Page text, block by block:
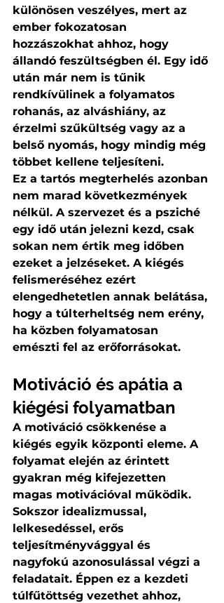
különösen veszélyes, mert az
ember fokozatosan
hozzászokhat ahhoz, hogy
állandó feszültségben él. Egy idő
után már nem is tűnik
rendkívülinek a folyamatos
rohanás, az alváshiány, az
érzelmi szűkültség vagy az a
belső nyomás, hogy mindig még
többet kellene teljesíteni.
Ez a tartós megterhelés azonban
nem marad következmények
nélkül. A szervezet és a psziché
egy idő után jelezni kezd, csak
sokan nem értik meg időben
ezeket a jelzéseket. A kiégés
felismeréséhez ezért
elengedhetetlen annak belátása,
hogy a túlterheltség nem erény,
ha közben folyamatosan
emészti fel az erőforrásokat.
Motiváció és apátia a
kiégési folyamatban
A motiváció csökkenése a
kiégés egyik központi eleme. A
folyamat elején az érintett
gyakran még kifejezetten
magas motivációval működik.
Sokszor idealizmussal,
lelkesedéssel, erős
teljesítményvággyal és
nagyfokú azonosulással végzi a
feladatait. Éppen ez a kezdeti
túlfűtöttség vezethet ahhoz,